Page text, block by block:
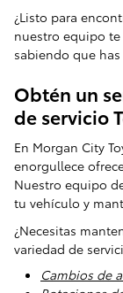
¿Listo para
nuestro equipo te
sabiendo que
Obtén un
de servicio
En Morgan City
enorgullece
Nuestro equipo
tu vehículo y
¿Necesitas
variedad de
Cambios de